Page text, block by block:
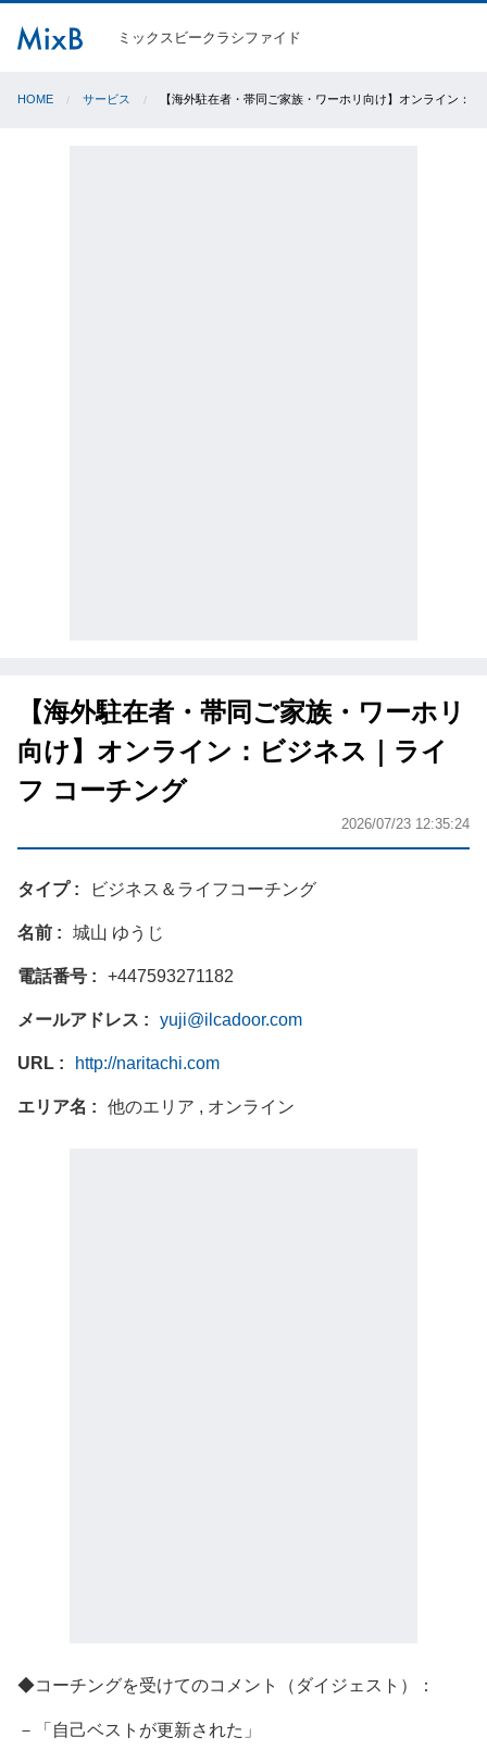
ミックスビークラシファイド
HOME サービス 【海外駐在者・帯同ご家族・ワーホリ向け】オンライン：
【海外駐在者・帯同ご家族・ワーホリ
向け】オンライン：ビジネス｜ライ
フ コーチング
2026/07/23 12:35:24
タイプ ビジネス＆ライフコーチング
名前 城山 ゆうじ
電話番号 +447593271182
メールアドレス yuji@ilcadoor.com
URL http://naritachi.com
エリア名 他のエリア , オンライン
◆コーチングを受けてのコメント（ダイジェスト）：
－「自己ベストが更新された」